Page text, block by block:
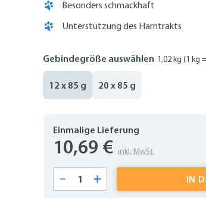
Besonders schmackhaft
Unterstützung des Harntrakts
Gebindegröße auswählen 1,02 kg(1 kg
12 x 85 g 20 x 85 g
Einmalige Lieferung
10,69 € inkl. MwSt.
Produkt Anzahl: Gib IN